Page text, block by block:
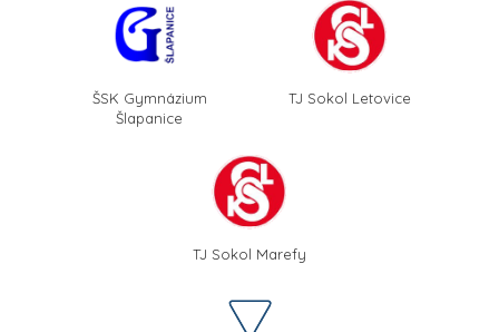
ŠSK Gymnázium
Šlapanice
TJ Sokol Letovice
TJ Sokol Marefy